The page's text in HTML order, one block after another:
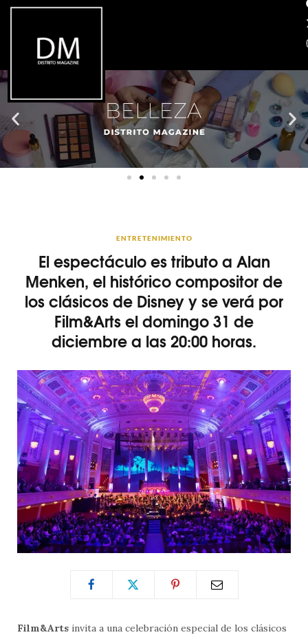
ENTRETENIMIENTO
El espectáculo es tributo a Alan
Menken, el histórico compositor de
los clásicos de Disney y se verá por
Film&Arts el domingo 31 de
diciembre a las 20:00 horas.
Film&Arts invita a una celebración especial de los clásicos